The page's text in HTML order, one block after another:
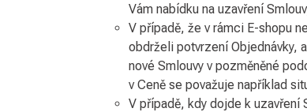
Vám nabídku na uzavření
V případě, že v rámci E-shopu
obdrželi potvrzení Objednávky,
nové Smlouvy v pozměněné
v Ceně se považuje například
V případě, kdy dojde k uzavření